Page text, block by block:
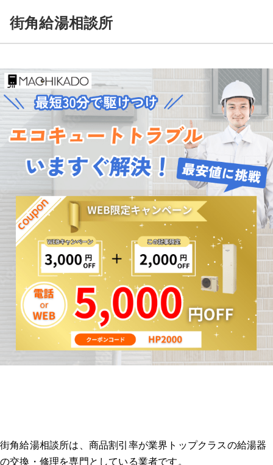
街角給湯相談所
街角給湯相談所は、商品割引率が業界トップクラスの給湯器
の交換・修理を専門としている業者です。